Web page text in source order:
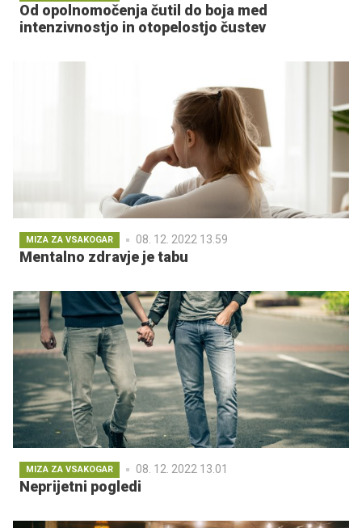
Od opolnomočenja čutil do boja med
intenzivnostjo in otopelostjo čustev
MIZA ZA VSAKOGAR 08. 12. 2022 13.59
Mentalno zdravje je tabu
MIZA ZA VSAKOGAR 08. 12. 2022 13.01
Neprijetni pogledi